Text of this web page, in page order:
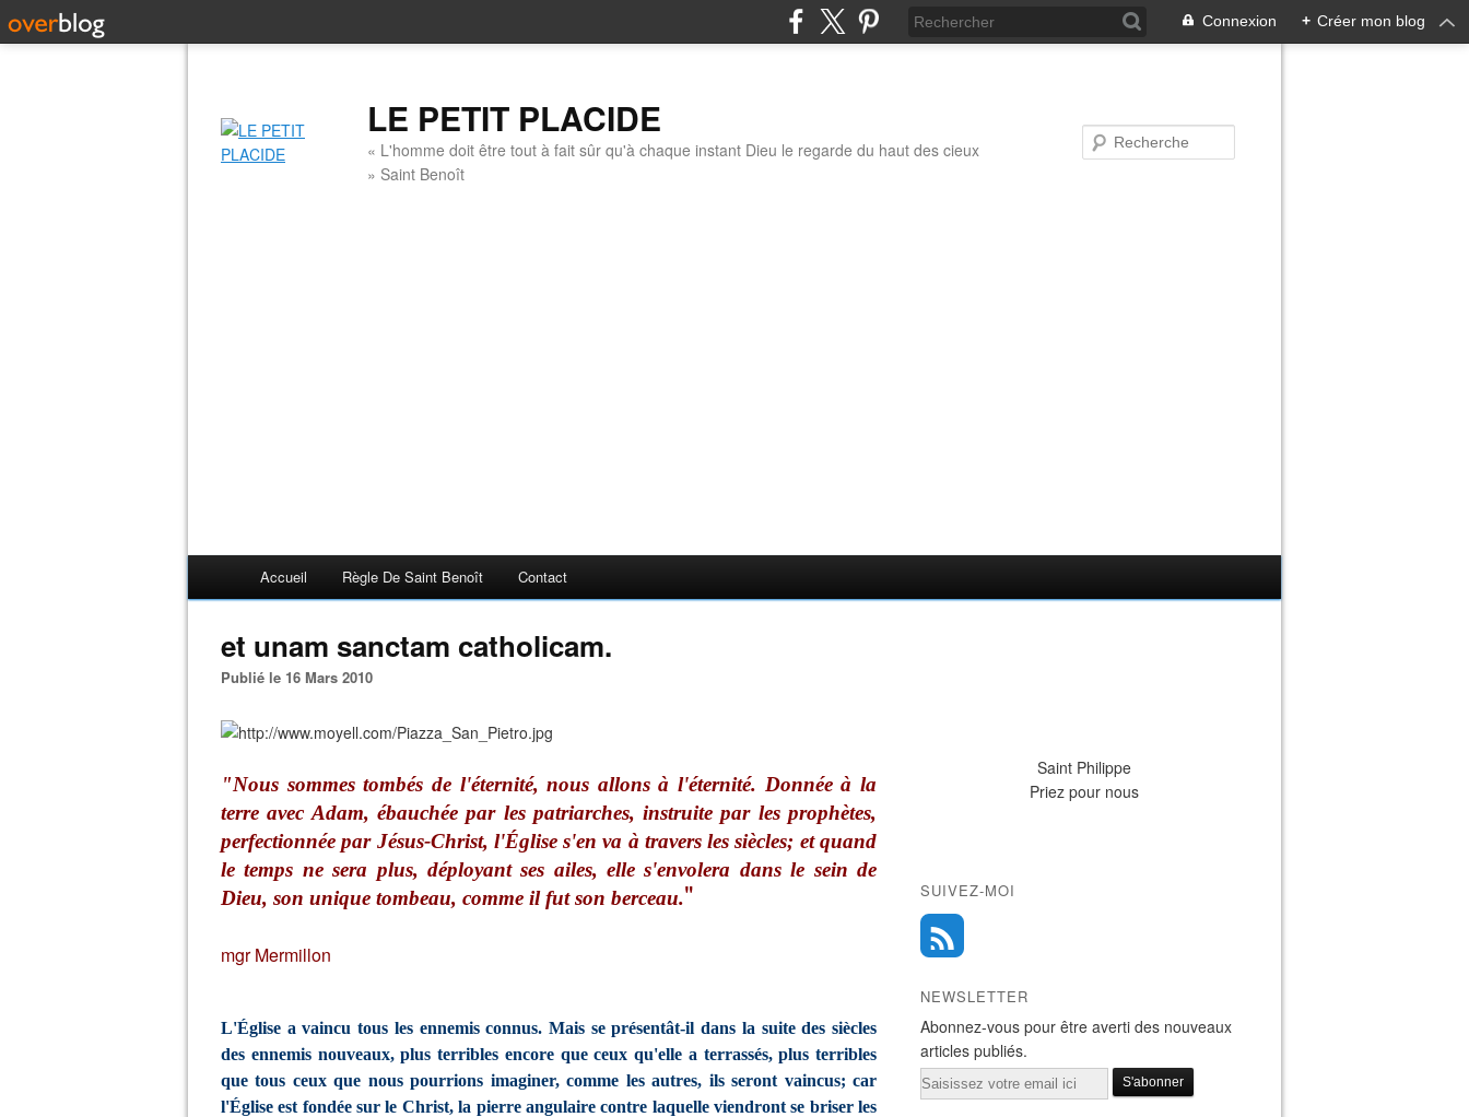
Connexion + Créer mon blog
LE PETIT PLACIDE
« L'homme doit être tout à fait sûr qu'à chaque instant Dieu le regarde du haut des cieux
» Saint Benoît
Accueil Règle De Saint Benoît Contact
et unam sanctam catholicam.
Publié le 16 Mars 2010
"Nous sommes tombés de l'éternité, nous allons à l'éternité. Donnée à la
terre avec Adam, ébauchée par les patriarches, instruite par les prophètes,
perfectionnée par Jésus-Christ, l'Église s'en va à travers les siècles; et quand
le temps ne sera plus, déployant ses ailes, elle s'envolera dans le sein de
Dieu, son unique tombeau, comme il fut son berceau."
mgr Mermillon
L'Église a vaincu tous les ennemis connus. Mais se présentât-il dans la suite des siècles
des ennemis nouveaux, plus terribles encore que ceux qu'elle a terrassés, plus terribles
que tous ceux que nous pourrions imaginer, comme les autres, ils seront vaincus; car
l'Église est fondée sur le Christ, la pierre angulaire contre laquelle viendront se briser les
Saint Philippe
Priez pour nous
SUIVEZ-MOI
NEWSLETTER
Abonnez-vous pour être averti des nouveaux
articles publiés.
Email